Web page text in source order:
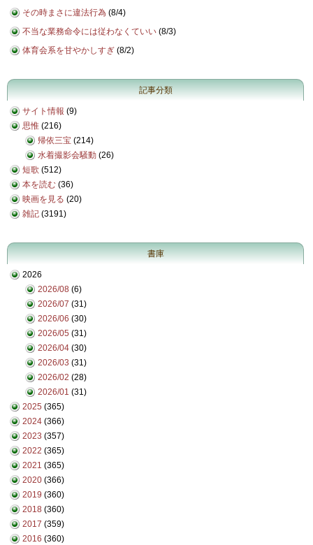
その時まさに違法行為 (8/4)
不当な業務命令には従わなくていい (8/3)
体育会系を甘やかしすぎ (8/2)
記事分類
サイト情報 (9)
思惟 (216)
帰依三宝 (214)
水着撮影会騒動 (26)
短歌 (512)
本を読む (36)
映画を見る (20)
雑記 (3191)
書庫
2026
2026/08 (6)
2026/07 (31)
2026/06 (30)
2026/05 (31)
2026/04 (30)
2026/03 (31)
2026/02 (28)
2026/01 (31)
2025 (365)
2024 (366)
2023 (357)
2022 (365)
2021 (365)
2020 (366)
2019 (360)
2018 (360)
2017 (359)
2016 (360)